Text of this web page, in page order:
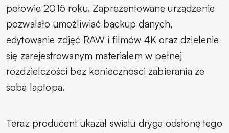
połowie 2015 roku. Zaprezentowane urządzenie
pozwalało umożliwiać backup danych,
edytowanie zdjęć RAW i filmów 4K oraz dzielenie
się zarejestrowanym materiałem w pełnej
rozdzielczości bez konieczności zabierania ze
sobą laptopa.
Teraz producent ukazał światu drygą odsłonę tego